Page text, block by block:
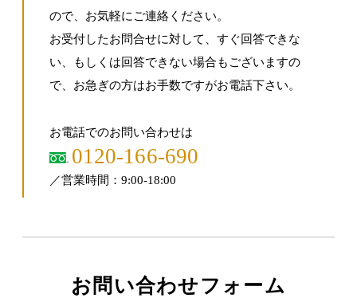
ので、お気軽にご連絡ください。
お受付したお問合せに対して、すぐ回答できな
い、もしくは回答できない場合もございますの
で、お急ぎの方はお手数ですがお電話下さい。
お電話でのお問い合わせは
0120-166-690
／営業時間：9:00-18:00
お問い合わせフォーム